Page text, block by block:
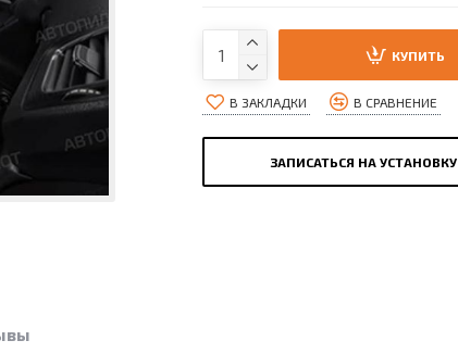
КУПИТЬ
В ЗАКЛАДКИ В СРАВНЕНИЕ
ЗАПИСАТЬСЯ НА УСТАНОВКУ